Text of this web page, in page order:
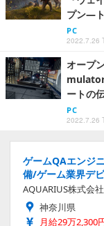
プン―
PC
2022.7.26
オープ
mulator
ートの
PC
2022.7.26
ゲームQAエンジ
備/ゲーム業界デ
AQUARIUS株式会社
神奈川県
月給29万2,300